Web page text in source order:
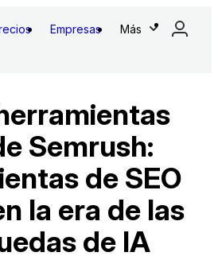
Empresas Más
Semrush:
de SEO
la era de las
de IA